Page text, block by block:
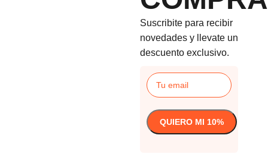
Suscribite para recibir
novedades y llevate un
descuento exclusivo.